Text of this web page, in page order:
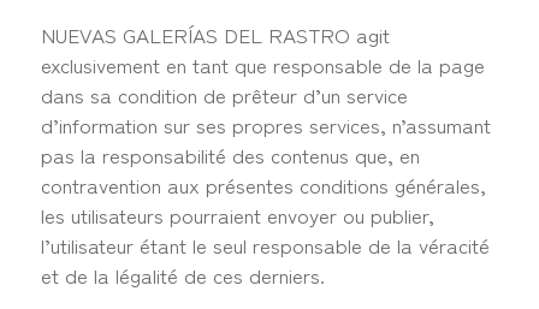
NUEVAS GALERÍAS DEL RASTRO agit
exclusivement en tant que responsable de la page
dans sa condition de prêteur d’un service
d’information sur ses propres services, n’assumant
pas la responsabilité des contenus que, en
contravention aux présentes conditions générales,
les utilisateurs pourraient envoyer ou publier,
l’utilisateur étant le seul responsable de la véracité
et de la légalité de ces derniers.